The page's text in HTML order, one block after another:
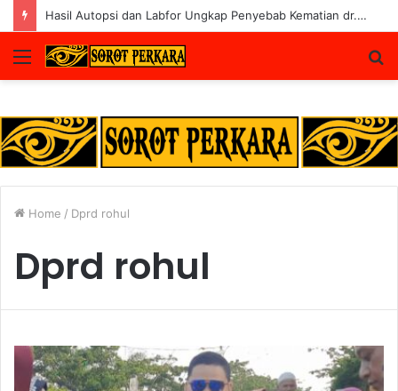
Hasil Autopsi dan Labfor Ungkap Penyebab Kematian dr. Alex di Siak
Menu
Home / Dprd rohul
Dprd rohul